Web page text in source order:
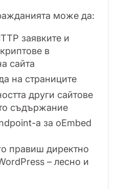
може да:
заявките и
в
сайта
на страниците
други сайтове
съдържание
а за oEmbed
правиш директно
– лесно и